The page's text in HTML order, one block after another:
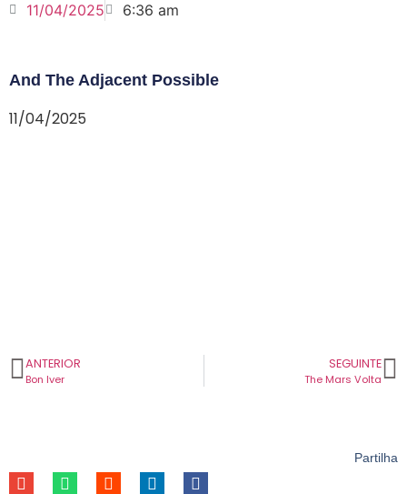
11/04/2025 6:36 am
And The Adjacent Possible
11/04/2025
ANTERIOR
Bon Iver
SEGUINTE
The Mars Volta
Partilha